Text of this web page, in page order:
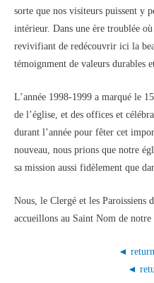
sorte que nos visiteurs puissent y
intérieur. Dans une ère troublée
revivifiant de redécouvrir ici la
témoignment de valeurs durables
L’année 1998-1999 a marqué le
de l’église, et des offices et
durant l’année pour fêter cet
nouveau, nous prions que notre
sa mission aussi fidèlement que
Nous, le Clergé et les Paroissiens
accueillons au Saint Nom de notre
◄
◄